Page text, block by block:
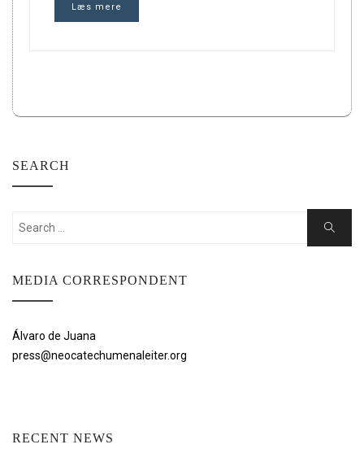
Læs mere
SEARCH
Search
Search
MEDIA CORRESPONDENT
Álvaro de Juana
press@neocatechumenaleiter.org
RECENT NEWS